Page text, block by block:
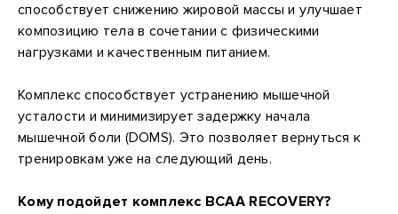
способствует снижению жировой массы и улучшает
композицию тела в сочетании с физическими
нагрузками и качественным питанием.
Комплекс способствует устранению мышечной
усталости и минимизирует задержку начала
мышечной боли (DOMS). Это позволяет вернуться к
тренировкам уже на следующий день.
Кому подойдет комплекс BCAA RECOVERY?